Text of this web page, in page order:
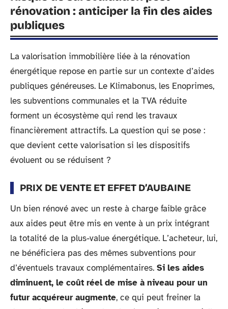
rénovation : anticiper la fin des aides
publiques
La valorisation immobilière liée à la rénovation
énergétique repose en partie sur un contexte d’aides
publiques généreuses. Le Klimabonus, les Enoprimes,
les subventions communales et la TVA réduite
forment un écosystème qui rend les travaux
financièrement attractifs. La question qui se pose :
que devient cette valorisation si les dispositifs
évoluent ou se réduisent ?
PRIX DE VENTE ET EFFET D’AUBAINE
Un bien rénové avec un reste à charge faible grâce
aux aides peut être mis en vente à un prix intégrant
la totalité de la plus-value énergétique. L’acheteur, lui,
ne bénéficiera pas des mêmes subventions pour
d’éventuels travaux complémentaires. Si les aides
diminuent, le coût réel de mise à niveau pour un
futur acquéreur augmente, ce qui peut freiner la